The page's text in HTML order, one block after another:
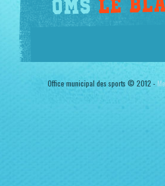
Office municipal des sports © 2012 -